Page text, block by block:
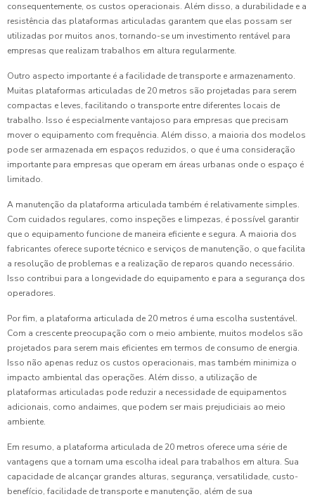
consequentemente, os custos operacionais. Além disso, a durabilidade e a
resistência das plataformas articuladas garantem que elas possam ser
utilizadas por muitos anos, tornando-se um investimento rentável para
empresas que realizam trabalhos em altura regularmente.
Outro aspecto importante é a facilidade de transporte e armazenamento.
Muitas plataformas articuladas de 20 metros são projetadas para serem
compactas e leves, facilitando o transporte entre diferentes locais de
trabalho. Isso é especialmente vantajoso para empresas que precisam
mover o equipamento com frequência. Além disso, a maioria dos modelos
pode ser armazenada em espaços reduzidos, o que é uma consideração
importante para empresas que operam em áreas urbanas onde o espaço é
limitado.
A manutenção da plataforma articulada também é relativamente simples.
Com cuidados regulares, como inspeções e limpezas, é possível garantir
que o equipamento funcione de maneira eficiente e segura. A maioria dos
fabricantes oferece suporte técnico e serviços de manutenção, o que facilita
a resolução de problemas e a realização de reparos quando necessário.
Isso contribui para a longevidade do equipamento e para a segurança dos
operadores.
Por fim, a plataforma articulada de 20 metros é uma escolha sustentável.
Com a crescente preocupação com o meio ambiente, muitos modelos são
projetados para serem mais eficientes em termos de consumo de energia.
Isso não apenas reduz os custos operacionais, mas também minimiza o
impacto ambiental das operações. Além disso, a utilização de
plataformas articuladas pode reduzir a necessidade de equipamentos
adicionais, como andaimes, que podem ser mais prejudiciais ao meio
ambiente.
Em resumo, a plataforma articulada de 20 metros oferece uma série de
vantagens que a tornam uma escolha ideal para trabalhos em altura. Sua
capacidade de alcançar grandes alturas, segurança, versatilidade, custo-
benefício, facilidade de transporte e manutenção, além de sua